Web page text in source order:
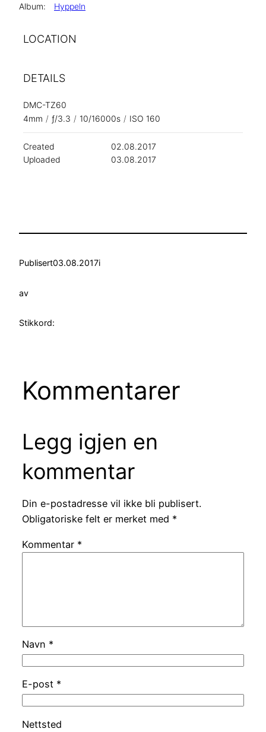
Album: Hyppeln
LOCATION
DETAILS
DMC-TZ60
4mm / ƒ/3.3 / 10/16000s / ISO 160
Created
02.08.2017
Uploaded
03.08.2017
Publisert03.08.2017i
av
Stikkord:
Kommentarer
Legg igjen en
kommentar
Din e-postadresse vil ikke bli publisert.
Obligatoriske felt er merket med *
Kommentar *
Navn *
E-post *
Nettsted